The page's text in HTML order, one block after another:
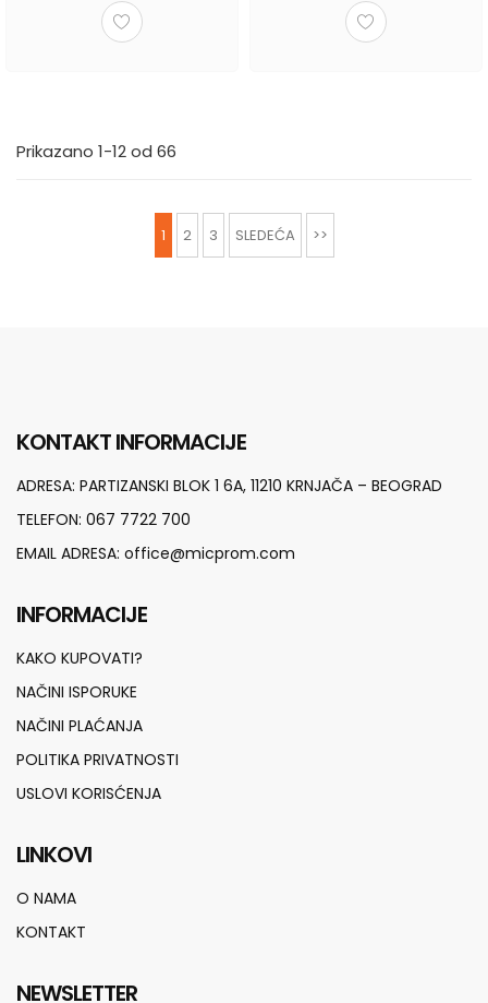
Prikazano 1-12 od 66
1 2 3 SLEDEĆA >>
KONTAKT INFORMACIJE
ADRESA: PARTIZANSKI BLOK 1 6A, 11210 KRNJAČA – BEOGRAD
TELEFON: 067 7722 700
EMAIL ADRESA: office@micprom.com
INFORMACIJE
KAKO KUPOVATI?
NAČINI ISPORUKE
NAČINI PLAĆANJA
POLITIKA PRIVATNOSTI
USLOVI KORISĆENJA
LINKOVI
O NAMA
KONTAKT
NEWSLETTER